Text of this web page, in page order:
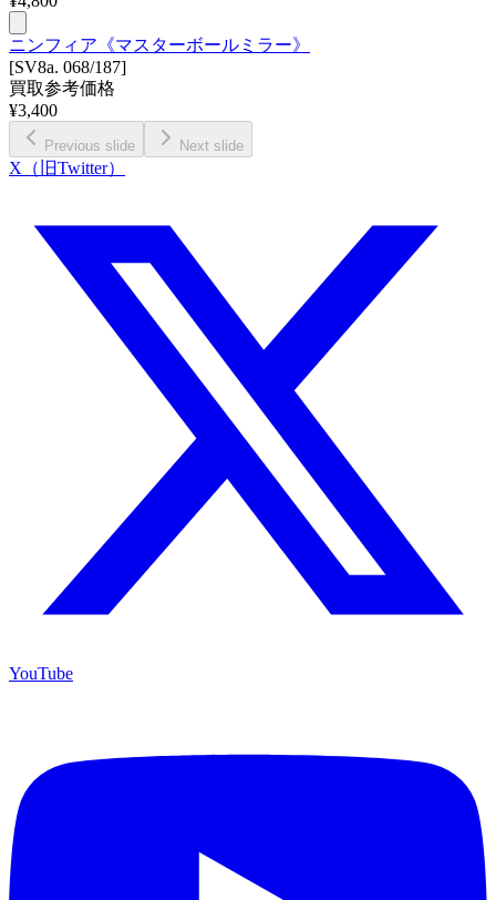
ニンフィア《マスターボールミラー》
[SV8a. 068/187]
買取参考価格
¥3,400
Previous slide Next slide
X（旧Twitter）
YouTube